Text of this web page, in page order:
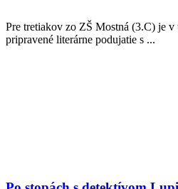
Pre tretiakov zo ZŠ Mostná (3.C) je v
pripravené literárne podujatie s ...